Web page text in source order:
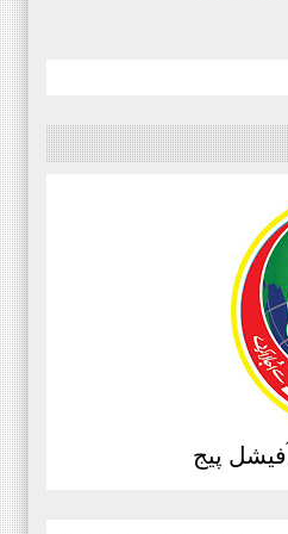
پیج
کا دور ہے۔
کے بہترین
کی اہمیت سے
جا سکتا۔سعید
تحریک فیصل
تحریک،جناب حافظ
جنرل